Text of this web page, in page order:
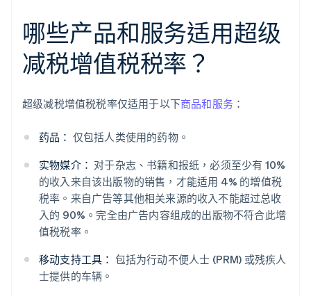
哪些产品和服务适用超级
减税增值税税率？
超级减税增值税税率仅适用于以下商品和服务 ：
药品： 仅包括人类使用的药物。
实物媒介： 对于杂志、书籍和报纸，必须至少有 10%
的收入来自该出版物的销售，才能适用 4% 的增值税
税率。来自广告等其他相关来源的收入不能超过总收
入的 90%。完全由广告内容组成的出版物不符合此增
值税税率。
移动支持工具： 包括为行动不便人士 (PRM) 或残疾人
士提供的车辆。